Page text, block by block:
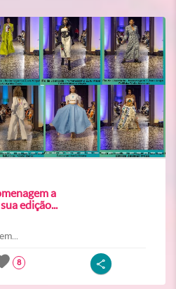
a
edição...
8